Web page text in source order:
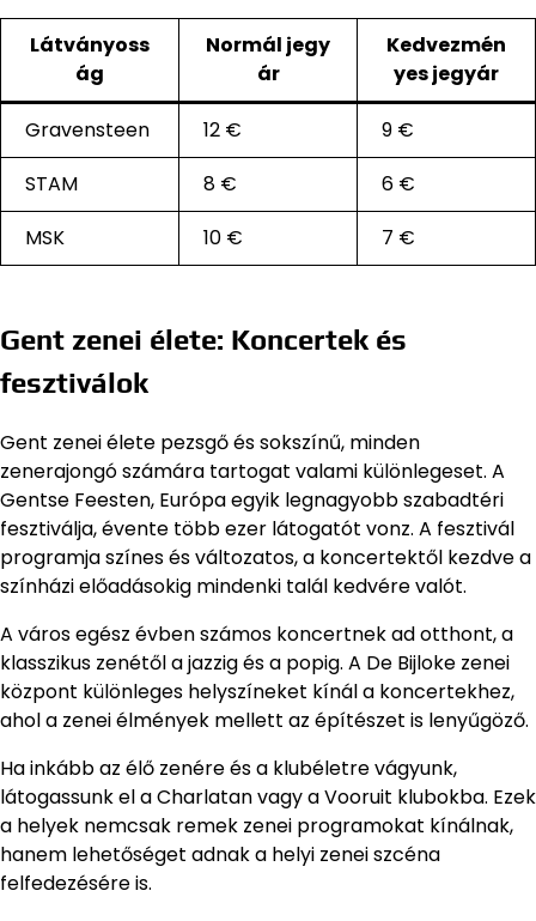
Látványoss
ág
Normál jegy
ár
Kedvezmén
yes jegyár
Gravensteen 12 €
9 €
STAM
8 €
6 €
MSK
10 € 7 €
Gent zenei élete: Koncertek és
fesztiválok
Gent zenei élete pezsgő és sokszínű, minden
zenerajongó számára tartogat valami különlegeset. A
Gentse Feesten, Európa egyik legnagyobb szabadtéri
fesztiválja, évente több ezer látogatót vonz. A fesztivál
programja színes és változatos, a koncertektől kezdve a
színházi előadásokig mindenki talál kedvére valót.
A város egész évben számos koncertnek ad otthont, a
klasszikus zenétől a jazzig és a popig. A De Bijloke zenei
központ különleges helyszíneket kínál a koncertekhez,
ahol a zenei élmények mellett az építészet is lenyűgöző.
Ha inkább az élő zenére és a klubéletre vágyunk,
látogassunk el a Charlatan vagy a Vooruit klubokba. Ezek
a helyek nemcsak remek zenei programokat kínálnak,
hanem lehetőséget adnak a helyi zenei szcéna
felfedezésére is.